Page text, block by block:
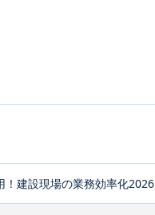
！建設現場の業務効率化2026